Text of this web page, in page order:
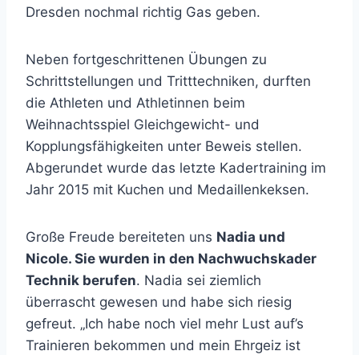
Dresden nochmal richtig Gas geben.
Neben fortgeschrittenen Übungen zu
Schrittstellungen und Tritttechniken, durften
die Athleten und Athletinnen beim
Weihnachtsspiel Gleichgewicht- und
Kopplungsfähigkeiten unter Beweis stellen.
Abgerundet wurde das letzte Kadertraining im
Jahr 2015 mit Kuchen und Medaillenkeksen.
Große Freude bereiteten uns Nadia und
Nicole. Sie wurden in den Nachwuchskader
Technik berufen. Nadia sei ziemlich
überrascht gewesen und habe sich riesig
gefreut. „Ich habe noch viel mehr Lust auf’s
Trainieren bekommen und mein Ehrgeiz ist